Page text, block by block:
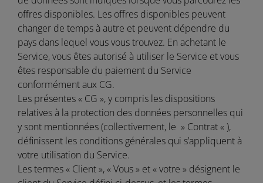
offres disponibles. Les offres disponibles peuvent
changer de temps à autre et peuvent dépendre du
pays dans lequel vous vous trouvez. En achetant le
Service, vous êtes autorisé à utiliser le Service et vous
êtes responsable du paiement du Service
conformément aux CG.
Les présentes « CG », y compris les dispositions
relatives à la protection des données personnelles qui
y sont mentionnées (collectivement, le » Contrat « ),
définissent les conditions générales qui s’appliquent à
votre utilisation du Service.
Les termes « Client », « Vous » et « votre » désignent le